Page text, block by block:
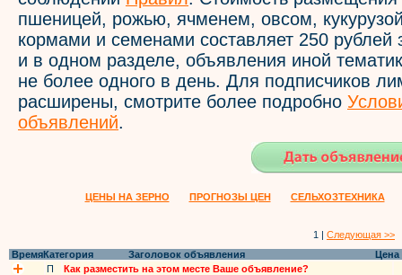
пшеницей, рожью, ячменем, овсом,
кормами и семенами составляет 250 рублей
и в одном разделе, объявления иной
не более одного в день. Для подписчиков
расширены, смотрите более подробно
объявлений.
ЦЕНЫ НА ЗЕРНО ПРОГНОЗЫ ЦЕН СЕЛЬХОЗТЕХНИКА
1 | Следующая >>
ВремяКатегория Заголовок объявления
Цена
П
Как разместить на этом месте Ваше объявление?